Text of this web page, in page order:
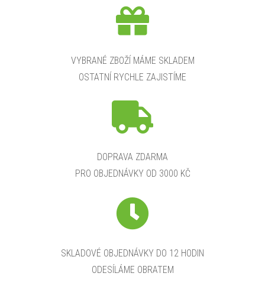
VYBRANÉ ZBOŽÍ MÁME SKLADEM
OSTATNÍ RYCHLE ZAJISTÍME
DOPRAVA ZDARMA
PRO OBJEDNÁVKY OD 3000 KČ
SKLADOVÉ OBJEDNÁVKY DO 12 HODIN
ODESÍLÁME OBRATEM